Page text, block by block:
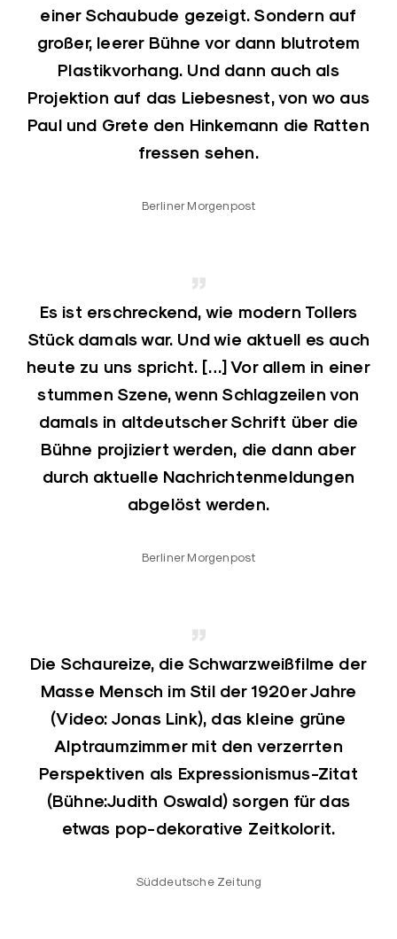
einer Schaubude gezeigt. Sondern auf
großer, leerer Bühne vor dann blutrotem
Plastikvorhang. Und dann auch als
Projektion auf das Liebesnest, von wo aus
Paul und Grete den Hinkemann die Ratten
fressen sehen.
Berliner Morgenpost
Es ist erschreckend, wie modern Tollers
Stück damals war. Und wie aktuell es auch
heute zu uns spricht. […] Vor allem in einer
stummen Szene, wenn Schlagzeilen von
damals in altdeutscher Schrift über die
Bühne projiziert werden, die dann aber
durch aktuelle Nachrichtenmeldungen
abgelöst werden.
Berliner Morgenpost
Die Schaureize, die Schwarzweißfilme der
Masse Mensch im Stil der 1920er Jahre
(Video: Jonas Link), das kleine grüne
Alptraumzimmer mit den verzerrten
Perspektiven als Expressionismus-Zitat
(Bühne:Judith Oswald) sorgen für das
etwas pop-dekorative Zeitkolorit.
Süddeutsche Zeitung